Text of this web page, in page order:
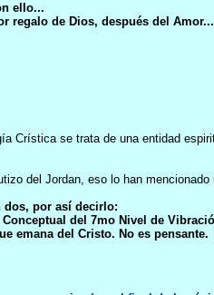
ello...
regalo de Dios, después del Amor...
Crística se trata de una entidad
del Jordan, eso lo han
dos, por así decirlo:
del 7mo Nivel de
emana del Cristo. No es pensante.